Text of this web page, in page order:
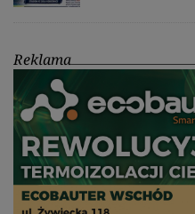
Reklama